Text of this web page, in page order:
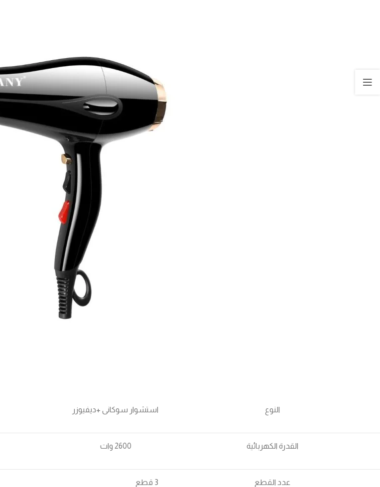
النوع استشوار سوكانى +ديفيوزر
القدرة الكهربائية
عدد القطع 3 قطع